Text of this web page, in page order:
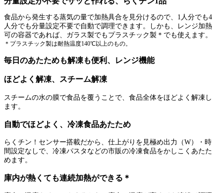
食品から発生する蒸気の量で加熱具合を見分けるので、1人分でも4
人分でも分量設定不要で自動で調理できます。しかも、レンジ加熱
可の容器であれば、ガラス製でもプラスチック製＊でも使えます。
＊プラスチック製は耐熱温度140℃以上のもの。
毎日のあたためも解凍も便利、レンジ機能
ほどよく解凍、スチーム解凍
スチームの水の膜で食品を覆うことで、食品全体をほどよく解凍し
ます。
自動でほどよく、冷凍食品あたため
らくチン！センサー搭載だから、仕上がりを見極め出力（W）・時
間設定なしで、冷凍パスタなどの市販の冷凍食品をかしこくあたた
めます。
庫内が熱くても連続加熱ができる＊